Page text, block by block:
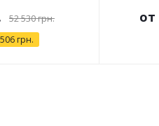
52 530 грн.
грн.
от